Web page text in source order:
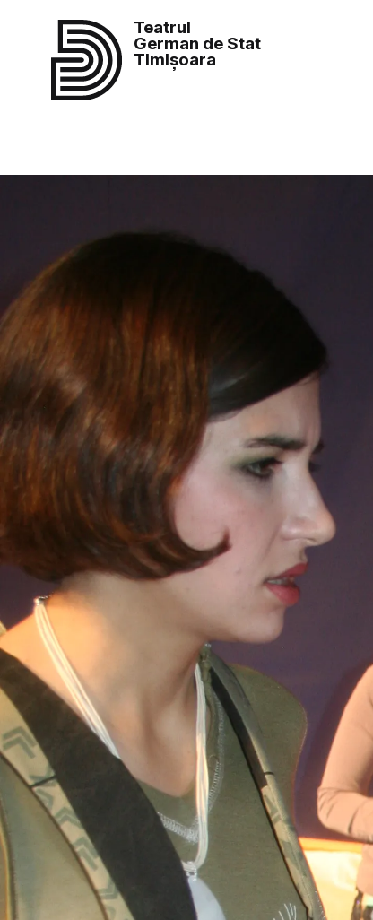
Teatrul
German de Stat
Timișoara